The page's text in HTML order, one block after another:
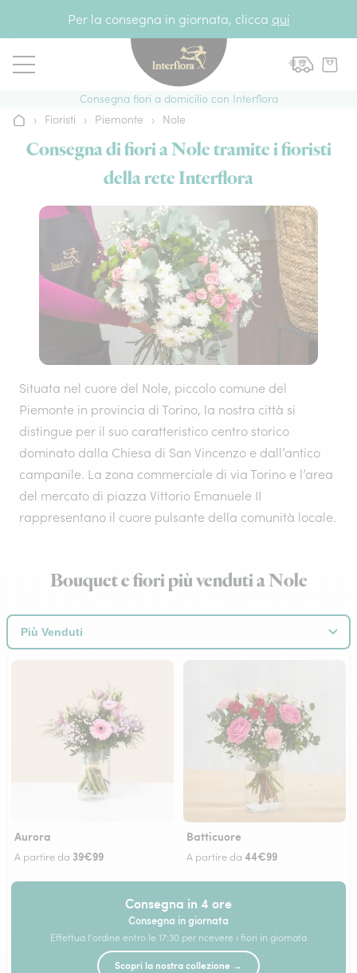
Per la consegna in giornata, clicca qui
Consegna fiori a domicilio con Interflora
Home› Fioristi › Piemonte › Nole
Consegna di fiori a Nole tramite i fioristi
della rete Interflora
Situata nel cuore del Nole, piccolo comune del
Piemonte in provincia di Torino, la nostra città si
distingue per il suo caratteristico centro storico
dominato dalla Chiesa di San Vincenzo e dall’antico
campanile. La zona commerciale di via Torino e l’area
del mercato di piazza Vittorio Emanuele II
rappresentano il cuore pulsante della comunità locale.
Bouquet e fiori più venduti a Nole
Aurora
A partire da 39€99
Batticuore
A partire da 44€99
Consegna in 4 ore
Consegna in giornata
Effettua l'ordine entro le 17:30 per ricevere i fiori in giornata
Scopri la nostra collezione →